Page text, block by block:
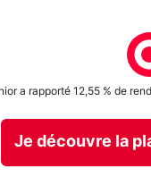
a rapporté 12,55 % de
Je découvre la